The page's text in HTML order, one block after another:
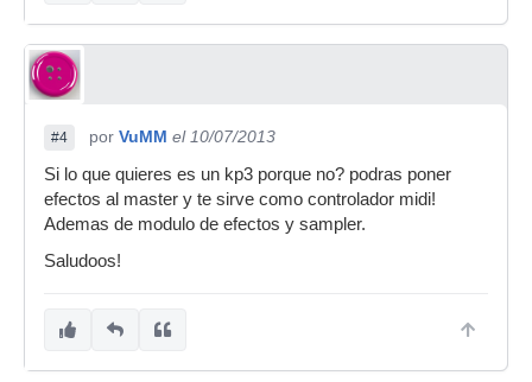
#4 por VuMM el 10/07/2013
Si lo que quieres es un kp3 porque no? podras poner
efectos al master y te sirve como controlador midi!
Ademas de modulo de efectos y sampler.
Saludoos!